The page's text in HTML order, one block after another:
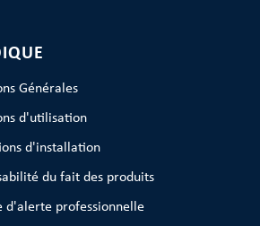
Générales
d'utilisation
d'installation
du fait des produits
d'alerte professionnelle